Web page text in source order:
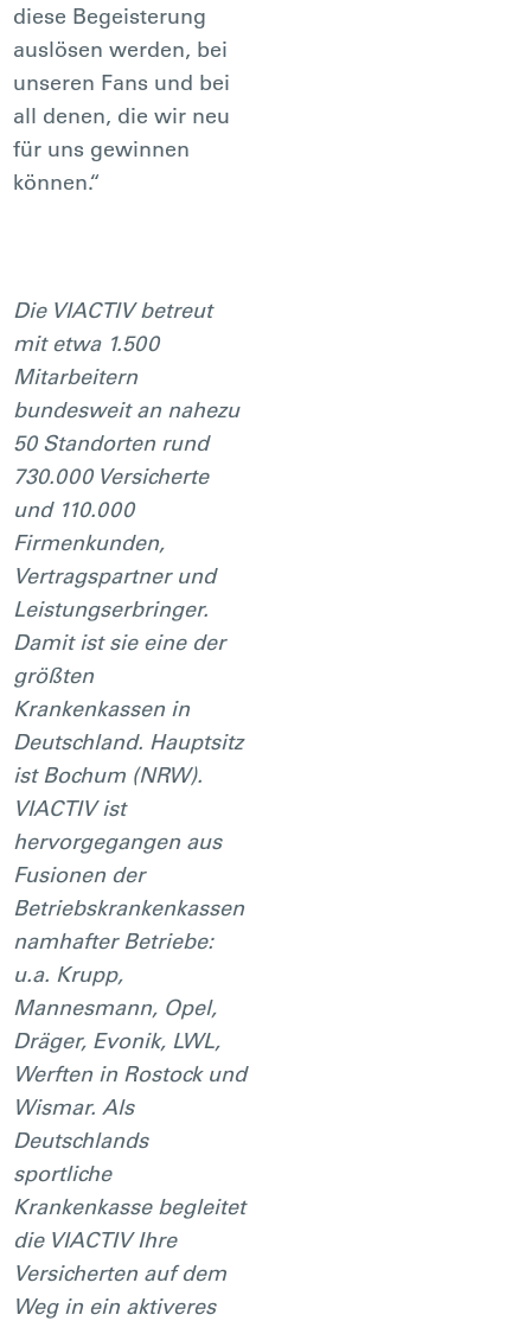
diese Begeisterung
auslösen werden, bei
unseren Fans und bei
all denen, die wir neu
für uns gewinnen
können.“
Die VIACTIV betreut
mit etwa 1.500
Mitarbeitern
bundesweit an nahezu
50 Standorten rund
730.000 Versicherte
und 110.000
Firmenkunden,
Vertragspartner und
Leistungserbringer.
Damit ist sie eine der
größten
Krankenkassen in
Deutschland. Hauptsitz
ist Bochum (NRW).
VIACTIV ist
hervorgegangen aus
Fusionen der
Betriebskrankenkassen
namhafter Betriebe:
u.a. Krupp,
Mannesmann, Opel,
Dräger, Evonik, LWL,
Werften in Rostock und
Wismar. Als
Deutschlands
sportliche
Krankenkasse begleitet
die VIACTIV Ihre
Versicherten auf dem
Weg in ein aktiveres